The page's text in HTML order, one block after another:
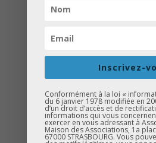
Briand
Un immense bravo à
leur engagement et le
tout au long de cette
Inscrivez-
Conformément à la loi «
du 6 janvier 1978 modifiée en
d’un droit d’accès et de
informations qui vous
exercer en vous adressant à
Maison des Associations, 1a
67000 STRASBOURG. Vous